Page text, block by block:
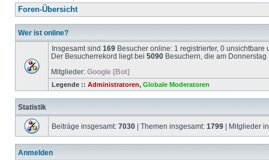
Foren-Übersicht
Wer ist online?
Insgesamt sind 169 Besucher online: 1 registrierter, 0
Der Besucherrekord liegt bei 5090 Besuchern, die am
Mitglieder: Google [Bot]
Legende :: Administratoren, Globale Moderatoren
Statistik
Beiträge insgesamt: 7030 | Themen insgesamt: 1799 | Mitglieder
Anmelden